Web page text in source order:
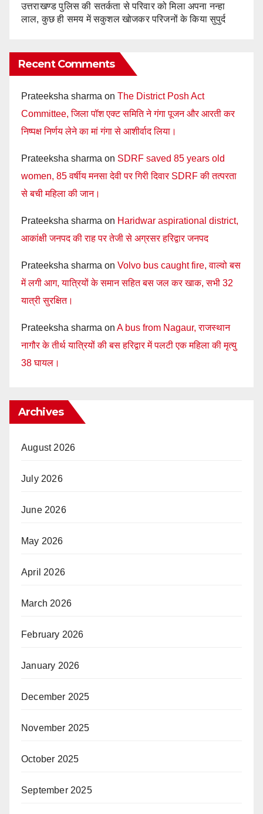
उत्तराखण्ड पुलिस की सतर्कता से परिवार को मिला अपना नन्हा
लाल, कुछ ही समय में सकुशल खोजकर परिजनों के किया सुपुर्द
Recent Comments
Prateeksha sharma on The District Posh Act
Committee, जिला पॉश एक्ट समिति ने गंगा पूजन और आरती कर
निष्पक्ष निर्णय लेने का मां गंगा से आशीर्वाद लिया।
Prateeksha sharma on SDRF saved 85 years old
women, 85 वर्षीय मनसा देवी पर गिरी दिवार SDRF की तत्परता
से बची महिला की जान।
Prateeksha sharma on Haridwar aspirational district,
आकांक्षी जनपद की राह पर तेजी से अग्रसर हरिद्वार जनपद
Prateeksha sharma on Volvo bus caught fire, वाल्वो बस
में लगी आग, यात्रियों के समान सहित बस जल कर खाक, सभी 32
यात्री सुरक्षित।
Prateeksha sharma on A bus from Nagaur, राजस्थान
नागौर के तीर्थ यात्रियों की बस हरिद्वार में पलटी एक महिला की मृत्यु
38 घायल।
Archives
August 2026
July 2026
June 2026
May 2026
April 2026
March 2026
February 2026
January 2026
December 2025
November 2025
October 2025
September 2025